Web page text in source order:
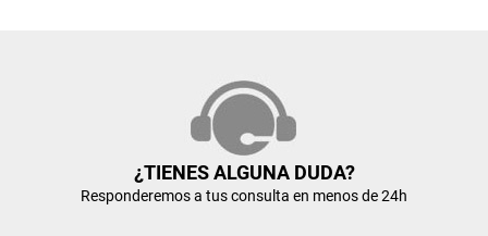
¿TIENES ALGUNA DUDA?
Responderemos a tus consulta en menos de 24h